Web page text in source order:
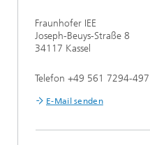
Fraunhofer IEE
Joseph-Beuys-Straße 8
34117 Kassel
Telefon +49 561 7294-497
E-Mail senden